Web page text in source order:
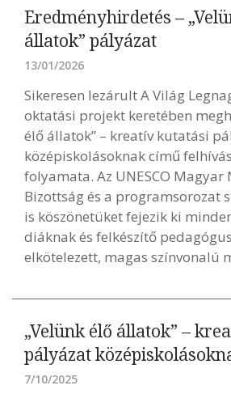
Eredményhirdetés –
állatok” pályázat
13/01/2026
Sikeresen lezárult A Világ
oktatási projekt keretében
élő állatok” – kreatív kutatási
középiskolásoknak című
folyamata. Az UNESCO Magyar
Bizottság és a programsorozat
is köszönetüket fejezik ki
diáknak és felkészítő
elkötelezett, magas színvonalú
„Velünk élő állatok” –
pályázat
7/10/2025